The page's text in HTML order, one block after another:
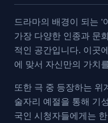
드라마의 배경이 되는
가장 다양한 인종과 문
적인 공간입니다. 이곳
에 맞서 자신만의 가치
또한 극 중 등장하는 위
술자리 예절을 통해 기
국인 시청자들에게는